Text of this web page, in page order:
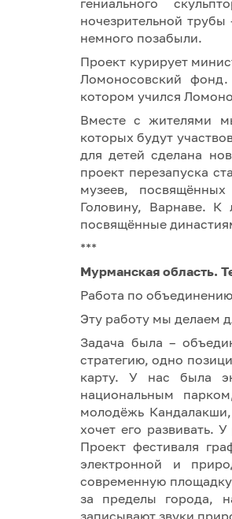
гениального
ночезрительной
немного позабыли.
Проект курирует
Ломоносовский
котором учился
Вместе с жителями
которых будут
для детей сделана
проект перезапуска
музеев,
Головину, Варнаве. К
посвящённые
***
Мурманская область.
Работа по
Эту работу мы делаем
Задача была –
стратегию, одно
карту. У нас была
национальным
молодёжь
хочет его развивать.
Проект фестиваля
электронной и
современную
за пределы города,